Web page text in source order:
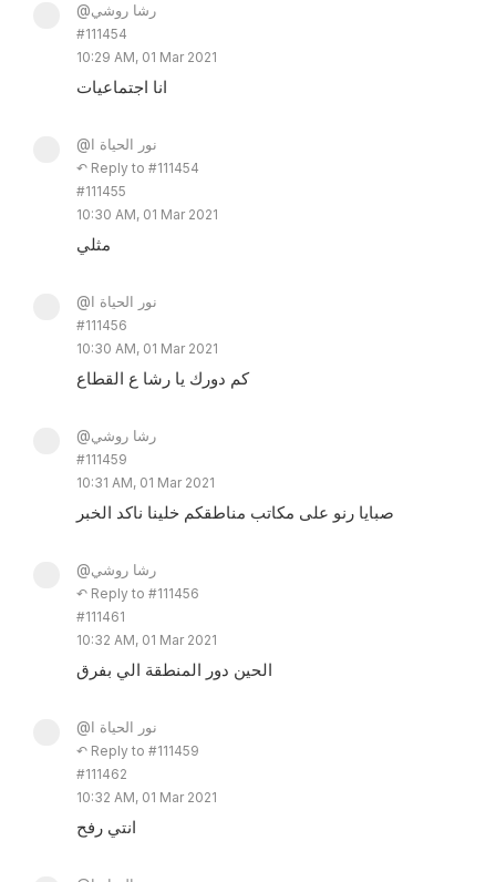
@رشا روشي
#111454
10:29 AM, 01 Mar 2021
انا اجتماعيات
@نور الحياة ا
↶ Reply to #111454
#111455
10:30 AM, 01 Mar 2021
مثلي
@نور الحياة ا
#111456
10:30 AM, 01 Mar 2021
كم دورك يا رشا ع القطاع
@رشا روشي
#111459
10:31 AM, 01 Mar 2021
صبايا رنو على مكاتب مناطقكم خلينا ناكد الخبر
@رشا روشي
↶ Reply to #111456
#111461
10:32 AM, 01 Mar 2021
الحين دور المنطقة الي بفرق
@نور الحياة ا
↶ Reply to #111459
#111462
10:32 AM, 01 Mar 2021
انتي رفح